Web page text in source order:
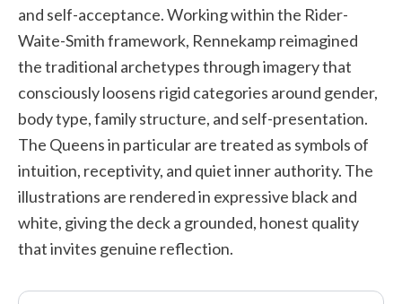
and self-acceptance. Working within the Rider-
Waite-Smith framework, Rennekamp reimagined
the traditional archetypes through imagery that
consciously loosens rigid categories around gender,
body type, family structure, and self-presentation.
The Queens in particular are treated as symbols of
intuition, receptivity, and quiet inner authority. The
illustrations are rendered in expressive black and
white, giving the deck a grounded, honest quality
that invites genuine reflection.